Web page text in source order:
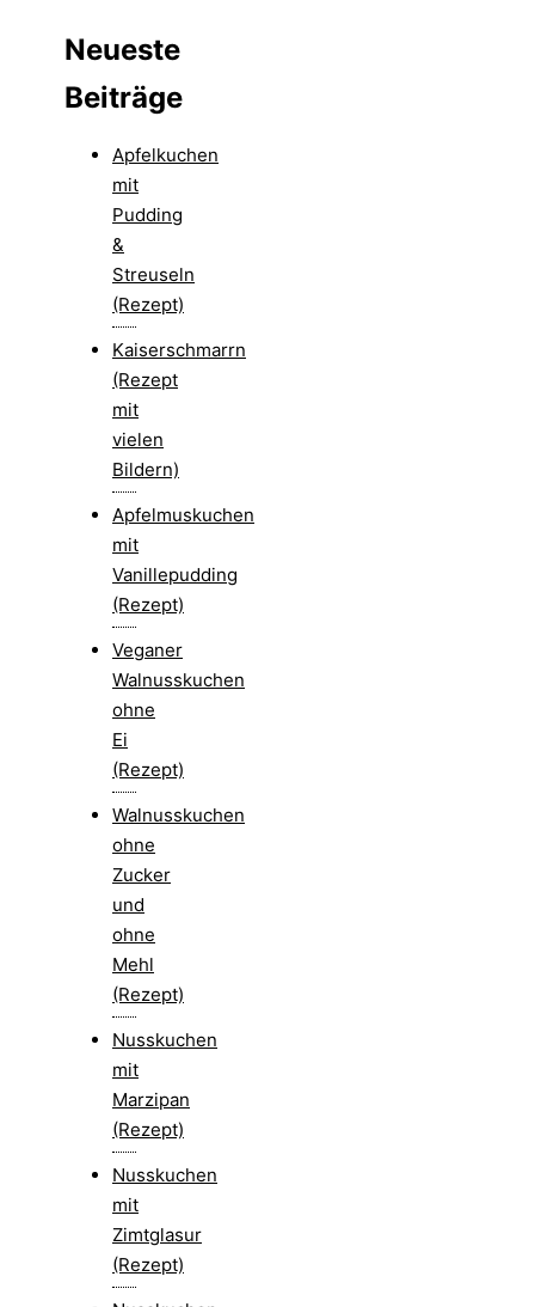
Neueste
Beiträge
Apfelkuchen
mit
Pudding
&
Streuseln
(Rezept)
Kaiserschmarrn
(Rezept
mit
vielen
Bildern)
Apfelmuskuchen
mit
Vanillepudding
(Rezept)
Veganer
Walnusskuchen
ohne
Ei
(Rezept)
Walnusskuchen
ohne
Zucker
und
ohne
Mehl
(Rezept)
Nusskuchen
mit
Marzipan
(Rezept)
Nusskuchen
mit
Zimtglasur
(Rezept)